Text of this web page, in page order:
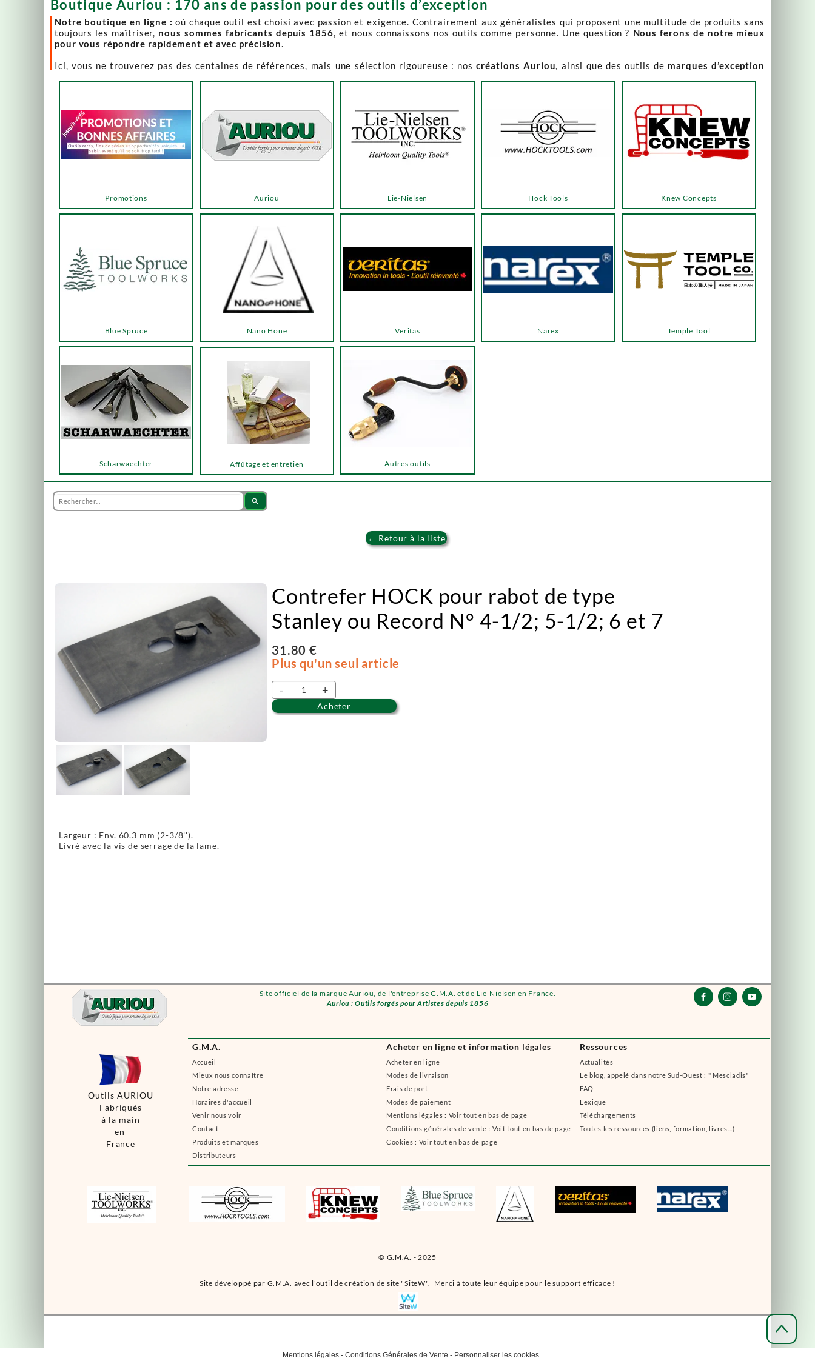
Site officiel de la marque Auriou, de l'entreprise G.M.A. et de Lie-Nielsen en France.
Auriou : Outils forgés pour Artistes depuis 1856
© G.M.A. - 2025
G.M.A.
Accueil
Mieux nous connaître
Notre adresse
Horaires d'accueil
Venir nous voir
Contact
Produits et marques
Distributeurs
Acheter en ligne et information légales
Acheter en ligne
Modes de livraison
Frais de port
Modes de paiement
Mentions légales : Voir tout en bas de page
Conditions générales de vente : Voit tout en bas de page
Cookies : Voir tout en bas de page
Ressources
Actualités
Le blog, appelé dans notre Sud-Ouest : " Mescladis"
FAQ
Lexique
Téléchargements
Toutes les ressources (liens, formation, livres...)
Site développé par G.M.A. avec l'outil de création de site "SiteW". Merci à toute leur équipe pour le support efficace !
  
Outils AURIOU
Fabriqués
à la main
en
France
Boutique Auriou : 170 ans de passion pour des outils d’exception
Notre boutique en ligne :où chaque outil est choisi avec passion et exigence. Contrairement aux généralistes qui proposent une multitude de produits sans
toujours les maîtriser, nous sommes fabricants depuis 1856, et nous connaissons nos outils comme personne. Une question ? Nous ferons de notre mieux
pour vous répondre rapidement et avec précision.
Ici, vous ne trouverez pas des centaines de références, mais une sélection rigoureuse : noscréations Auriou, ainsi que des outils de marques d’exception
accéder via les menus ou les boutons ci-dessous.
Un produit en rupture de stock ? Nous travaillons activement à son réapprovisionnement. Les délais peuvent varier, alors n’hésitez pas à nous contacter pour
en savoir plus.
En bas de cette page, découvrez l’intégralité de notre catalogue. Pour affiner votre recherche, utilisez les menus ou les boutons dédiés, qui vous mèneront
Lie-Nielsen Hock Tools
Promotions Knew Concepts
Auriou
Temple Tool
Blue Spruce Narex
Veritas
Nano Hone
Autres outils
Scharwaechter Affûtage et entretien
search
← Retour à la liste
Contrefer HOCK pour rabot de type
Stanley ou Record N° 4-1/2; 5-1/2; 6 et 7
31.80 €
Plus qu'un seul article
- +
Acheter
Largeur : Env. 60.3 mm (2-3/8'').
Livré avec la vis de serrage de la lame.
Mentions légales- Conditions Générales de Vente - Personnaliser les cookies